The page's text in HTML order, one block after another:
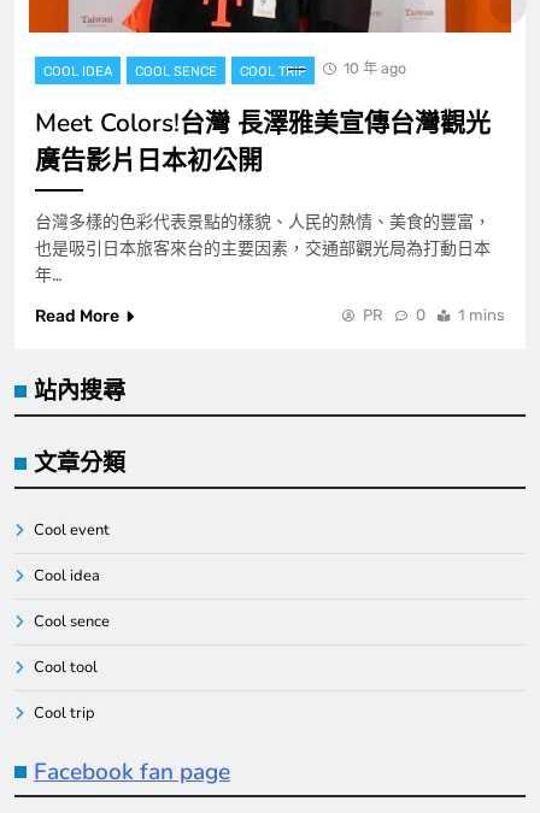
COOL IDEA COOL SENCE COOL TRIP 10 年 ago
Meet Colors!台灣 長澤雅美宣傳台灣觀光
廣告影片日本初公開
台灣多樣的色彩代表景點的樣貌、人民的熱情、美食的豐富，
也是吸引日本旅客來台的主要因素，交通部觀光局為打動日本
年…
Read More
PR 0 1 mins
站內搜尋
文章分類
Cool event
Cool idea
Cool sence
Cool tool
Cool trip
Facebook fan page